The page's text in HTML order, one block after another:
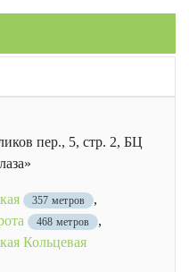
пер., 5, стр. 2, БЦ
357 метров
,
468 метров
,
Кольцевая